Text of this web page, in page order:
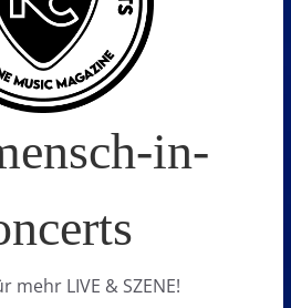
in-
mehr LIVE & SZENE!